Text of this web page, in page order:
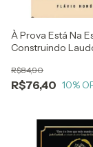
À Prova Está Na
Construindo
R$76,40
R$84,90
10%